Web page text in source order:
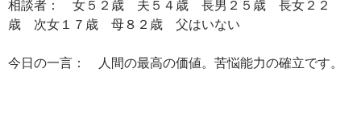
相談者： 女５２歳 夫５４歳 長男２５歳 長女２２
歳 次女１７歳 母８２歳 父はいない
今日の一言： 人間の最高の価値。苦悩能力の確立です。